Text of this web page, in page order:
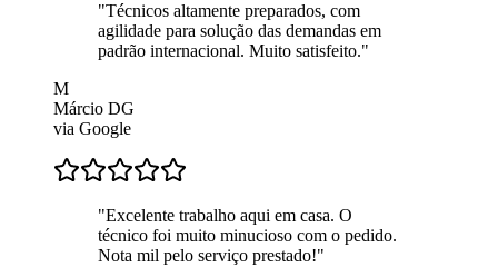
"Técnicos altamente preparados, com
agilidade para solução das demandas em
padrão internacional. Muito satisfeito."
M
Márcio DG
via Google
"Excelente trabalho aqui em casa. O
técnico foi muito minucioso com o pedido.
Nota mil pelo serviço prestado!"